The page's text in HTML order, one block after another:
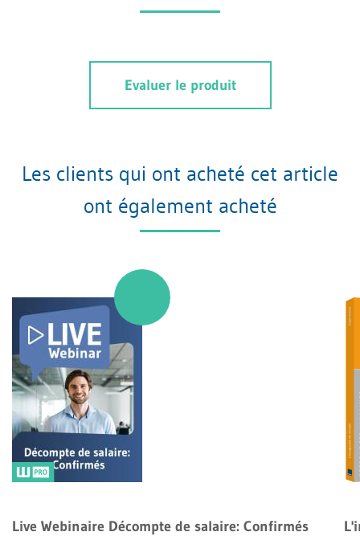
Evaluer le produit
Les clients qui ont acheté cet article
ont également acheté
Live Webinaire Décompte de salaire: Confirmés